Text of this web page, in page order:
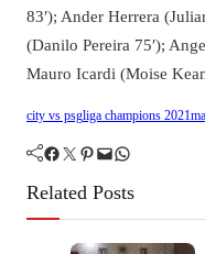
83′); Ander Herrera
(Danilo Pereira 75′);
Mauro Icardi (Moise
city vs psgliga champions 2021
Facebook Twitter Pinterest Mail WhatsApp
Related Posts